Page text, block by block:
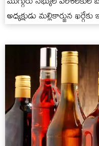
అధ్యక్షుడు మల్లికార్జున